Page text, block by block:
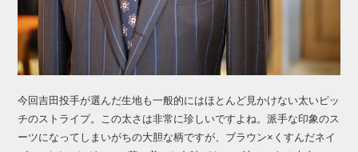
今回吉田投手が選んだ生地も一般的にはほとんど見かけない太いピッ
チのストライプ。この太さは非常に珍しいですよね。派手な印象のス
ーツになってしまいがちの大胆な柄ですが、ブラウン×くすんだネイ